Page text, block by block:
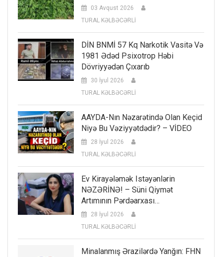
03 Avqust 2026
TURAL KƏLBƏCƏRLİ
DİN BNMİ 57 Kq Narkotik Vasitə Və
1981 Ədəd Psixotrop Həbi
Dövriyyədən Çıxarıb
30 İyul 2026
TURAL KƏLBƏCƏRLİ
AAYDA-Nın Nəzarətində Olan Keçid
Niyə Bu Vəziyyətdədir? – VİDEO
28 İyul 2026
TURAL KƏLBƏCƏRLİ
Ev Kirayələmək Istəyənlərin
NƏZƏRİNƏ! – Süni Qiymət
Artımının Pərdəarxası…
28 İyul 2026
TURAL KƏLBƏCƏRLİ
Minalanmış Ərazilərdə Yanğın: FHN